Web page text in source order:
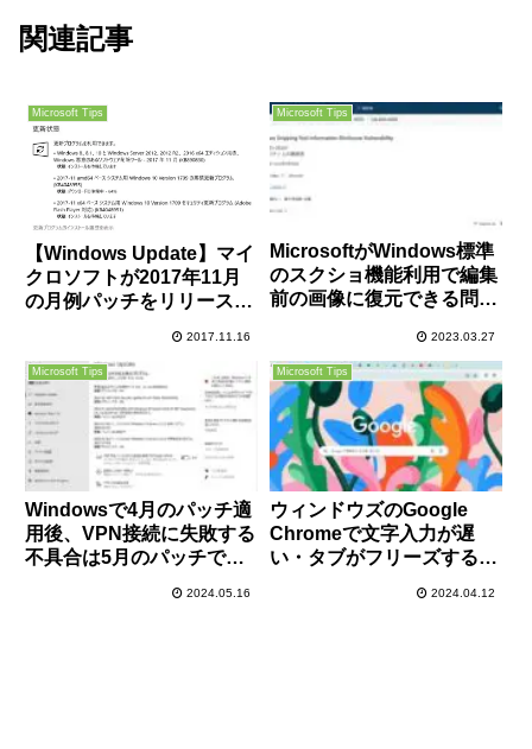
関連記事
Microsoft Tips
【Windows Update】マイ
クロソフトが2017年11月
の月例パッチをリリース。
告は無し。Adobe Flash
Playerのアップデートもお
忘れなく！
2017.11.16
Microsoft Tips
MicrosoftがWindows標準
のスクショ機能利用で編集
前の画像に復元できる問題
2023.03.27
Microsoft Tips
Windowsで4月のパッチ適
用後、VPN接続に失敗する
不具合は5月のパッチで解
2024.05.16
Microsoft Tips
ウィンドウズのGoogle
Chromeで文字入力が遅
い・タブがフリーズする場
2024.04.12